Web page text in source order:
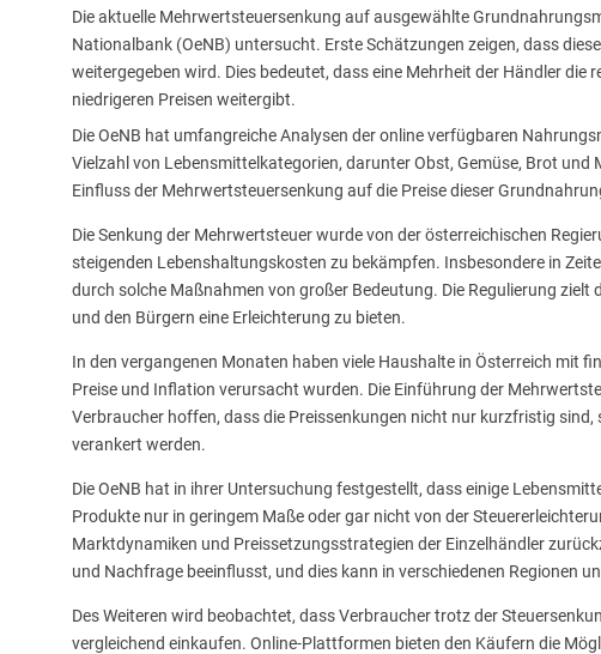
Die aktuelle Mehrwertsteuersenkung auf ausgewählte
Nationalbank (OeNB) untersucht. Erste Schätzungen zeigen, dass
weitergegeben wird. Dies bedeutet, dass eine Mehrheit der Händler die
niedrigeren Preisen weitergibt.
Die OeNB hat umfangreiche Analysen der online verfügbaren
Vielzahl von Lebensmittelkategorien, darunter Obst, Gemüse, Brot und
Einfluss der Mehrwertsteuersenkung auf die Preise dieser
Die Senkung der Mehrwertsteuer wurde von der österreichischen
steigenden Lebenshaltungskosten zu bekämpfen. Insbesondere in
durch solche Maßnahmen von großer Bedeutung. Die Regulierung zielt
und den Bürgern eine Erleichterung zu bieten.
In den vergangenen Monaten haben viele Haushalte in Österreich mit
Preise und Inflation verursacht wurden. Die Einführung der
Verbraucher hoffen, dass die Preissenkungen nicht nur kurzfristig
verankert werden.
Die OeNB hat in ihrer Untersuchung festgestellt, dass einige
Produkte nur in geringem Maße oder gar nicht von der
Marktdynamiken und Preissetzungsstrategien der Einzelhändler
und Nachfrage beeinflusst, und dies kann in verschiedenen Regionen
Des Weiteren wird beobachtet, dass Verbraucher trotz der
vergleichend einkaufen. Online-Plattformen bieten den Käufern die